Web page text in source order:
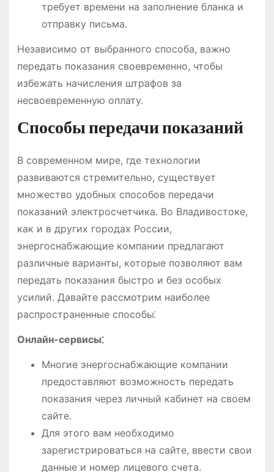
требует времени на заполнение бланка и
отправку письма.
Независимо от выбранного способа, важно
передать показания своевременно, чтобы
избежать начисления штрафов за
несвоевременную оплату.
Способы передачи показаний
В современном мире, где технологии
развиваются стремительно, существует
множество удобных способов передачи
показаний электросчетчика. Во Владивостоке,
как и в других городах России,
энергоснабжающие компании предлагают
различные варианты, которые позволяют вам
передать показания быстро и без особых
усилий. Давайте рассмотрим наиболее
распространенные способы⁚
Онлайн-сервисы⁚
Многие энергоснабжающие компании
предоставляют возможность передать
показания через личный кабинет на своем
сайте.
Для этого вам необходимо
зарегистрироваться на сайте, ввести свои
данные и номер лицевого счета.